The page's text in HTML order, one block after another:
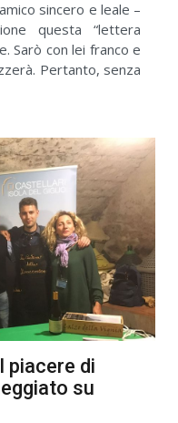
sincero e leale –
questa “lettera
Sarò con lei franco e
Pertanto, senza
piacere di
su